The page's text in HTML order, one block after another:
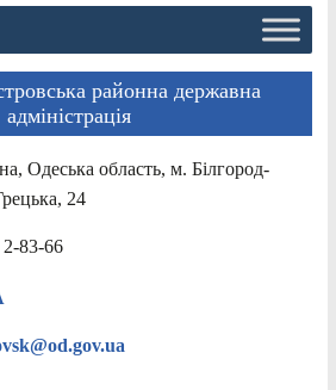
районна державна
адміністрація
Одеська область, м. Білгород-
24
83-66